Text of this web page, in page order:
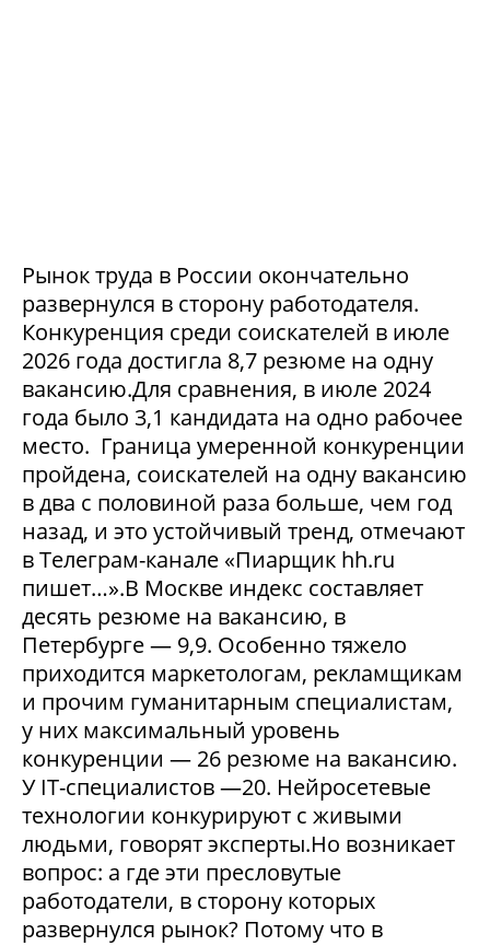
Рынок труда в России окончательно
развернулся в сторону работодателя.
Конкуренция среди соискателей в июле
2026 года достигла 8,7 резюме на одну
вакансию.Для сравнения, в июле 2024
года было 3,1 кандидата на одно рабочее
место. Граница умеренной конкуренции
пройдена, соискателей на одну вакансию
в два с половиной раза больше, чем год
назад, и это устойчивый тренд, отмечают
в Телеграм-канале «Пиарщик hh.ru
пишет…».В Москве индекс составляет
десять резюме на вакансию, в
Петербурге — 9,9. Особенно тяжело
приходится маркетологам, рекламщикам
и прочим гуманитарным специалистам,
у них максимальный уровень
конкуренции — 26 резюме на вакансию.
У IT-специалистов —20. Нейросетевые
технологии конкурируют с живыми
людьми, говорят эксперты.Но возникает
вопрос: а где эти пресловутые
работодатели, в сторону которых
развернулся рынок? Потому что в